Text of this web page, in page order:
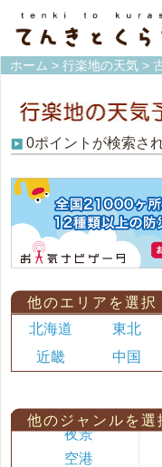
ホーム > 行楽地の天気 >
0ポイントが検索さ
他のエリアを選択
北海道
東北
近畿
中国
他のジャンルを選
夜景
空港